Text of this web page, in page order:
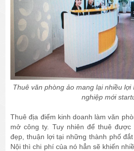
Thuê văn phòng ảo mang lại nhiều
nghiệp mới
Thuê địa điểm kinh doanh làm văn
mở công ty. Tuy nhiên để thuê
đẹp, thuận lợi tại những thành phố
Nội thì chi phí của nó hẳn sẽ khiến